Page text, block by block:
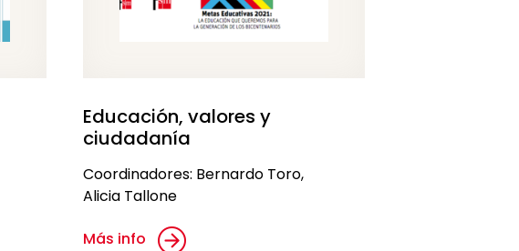
Educación, valores y
ciudadanía
Coordinadores: Bernardo Toro,
Alicia Tallone
Más info